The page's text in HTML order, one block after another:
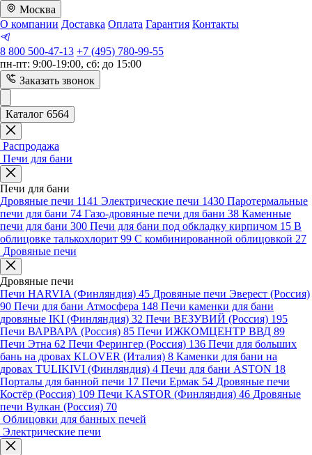
Москва
О компании Доставка Оплата Гарантия Контакты
8 800 500-47-13 +7 (495) 780-99-55
пн-пт: 9:00-19:00, сб: до 15:00
Заказать звонок
Каталог 6564
Распродажа
Печи для бани
Печи для бани
Дровяные печи 1141 Электрические печи 1430 Паротермальные
печи для бани 74 Газо-дровяные печи для бани 38 Каменные
печи для бани 300 Печи для бани под обкладку кирпичом 15 В
облицовке талькохлорит 99 С комбинированной облицовкой 27
Дровяные печи
Дровяные печи
Печи HARVIA (Финляндия) 45 Дровяные печи Эверест (Россия)
90 Печи для бани Атмосфера 148 Печи каменки для бани
дровяные IKI (Финляндия) 32 Печи ВЕЗУВИЙ (Россия) 195
Печи ВАРВАРА (Россия) 85 Печи ИЖКОМЦЕНТР ВВД 89
Печи Этна 62 Печи Ферингер (Россия) 136 Печи для больших
бань на дровах KLOVER (Италия) 8 Каменки для бани на
дровах TULIKIVI (Финляндия) 4 Печи для бани ASTON 18
Порталы для банной печи 17 Печи Ермак 54 Дровяные печи
Костёр (Россия) 109 Печи KASTOR (Финляндия) 46 Дровяные
печи Вулкан (Россия) 70
Облицовки для банных печей
Электрические печи